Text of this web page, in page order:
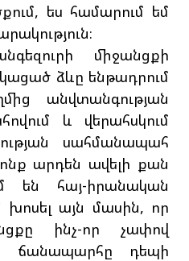
ես համարում եմ
միջանցքի
ձևը ենթադրում
անվտանգության
և վերահսկում
սահմանապահ
արդեն ավելի քան
են հայ-իրանական
խոսել այն մասին, որ
ինչ-որ չափով
ճանապարհը դեպի